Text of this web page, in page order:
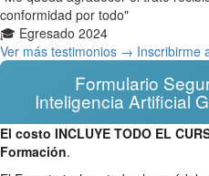
conformidad por todo"
🎓 Egresado 2024
Ver más testimonios → Inscribirme
Formulario
Inteligencia Artificial
El costo INCLUYE TODO EL
Formación.